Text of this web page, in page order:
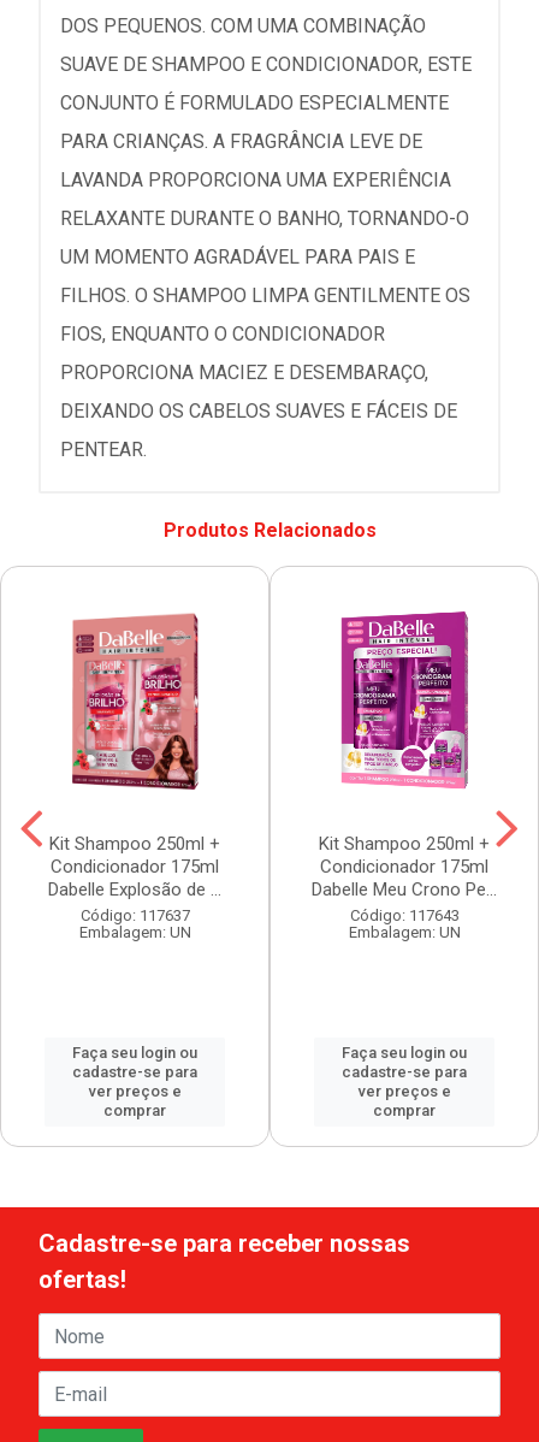
DOS PEQUENOS. COM UMA COMBINAÇÃO
SUAVE DE SHAMPOO E CONDICIONADOR, ESTE
CONJUNTO É FORMULADO ESPECIALMENTE
PARA CRIANÇAS. A FRAGRÂNCIA LEVE DE
LAVANDA PROPORCIONA UMA EXPERIÊNCIA
RELAXANTE DURANTE O BANHO, TORNANDO-O
UM MOMENTO AGRADÁVEL PARA PAIS E
FILHOS. O SHAMPOO LIMPA GENTILMENTE OS
FIOS, ENQUANTO O CONDICIONADOR
PROPORCIONA MACIEZ E DESEMBARAÇO,
DEIXANDO OS CABELOS SUAVES E FÁCEIS DE
PENTEAR.
Produtos Relacionados
Kit Shampoo 250ml +
Condicionador 175ml
Dabelle Explosão de ...
Código: 117637
Embalagem: UN
Faça seu login ou
cadastre-se para
ver preços e
comprar
Kit Shampoo 250ml +
Condicionador 175ml
Dabelle Meu Crono Pe...
Código: 117643
Embalagem: UN
Faça seu login ou
cadastre-se para
ver preços e
comprar
Cadastre-se para receber nossas
ofertas!